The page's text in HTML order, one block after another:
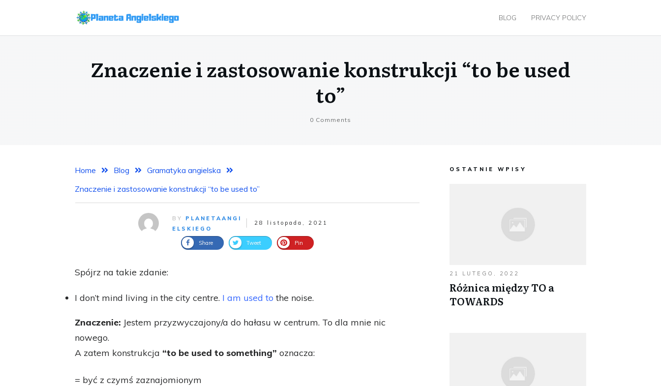
BLOG PRIVACY POLICY
Znaczenie i zastosowanie konstrukcji “to be used
to”
0 Comments
Home Blog
Gramatyka angielska
Znaczenie i zastosowanie konstrukcji “to be used to”
BY PLANETAANGI
ELSKIEGO
28 listopada, 2021
Share Tweet Pin
Spójrz na takie zdanie:
I don’t mind living in the city centre. I am used to the noise.
Znaczenie: Jestem przyzwyczajony/a do hałasu w centrum. To dla mnie nic
nowego.
A zatem konstrukcja “to be used to something” oznacza:
= być z czymś zaznajomionym
OSTATNIE WPISY
21 LUTEGO, 2022
Różnica między TO a
TOWARDS